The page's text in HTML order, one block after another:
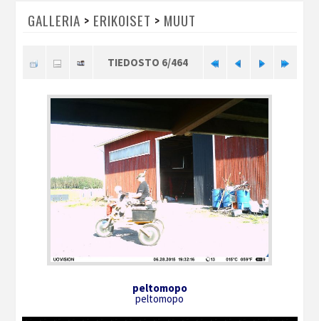
GALLERIA > ERIKOISET > MUUT
TIEDOSTO 6/464
peltomopo
peltomopo